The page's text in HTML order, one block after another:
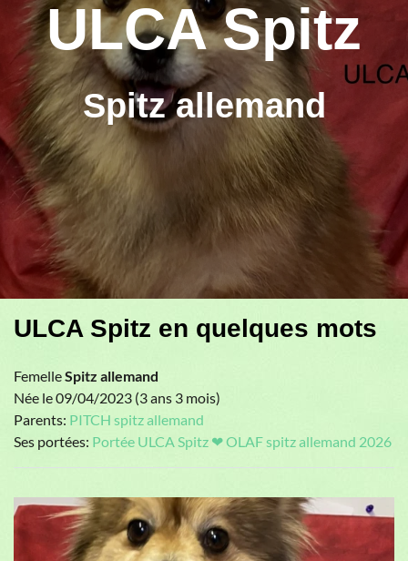
ULCA Spitz
Spitz allemand
ULCA Spitz en quelques mots
FemelleSpitz allemand
Née le 09/04/2023 (3 ans 3 mois)
Parents: PITCH spitz allemand
Ses portées: Portée ULCA Spitz ❤ OLAF spitz allemand 2026